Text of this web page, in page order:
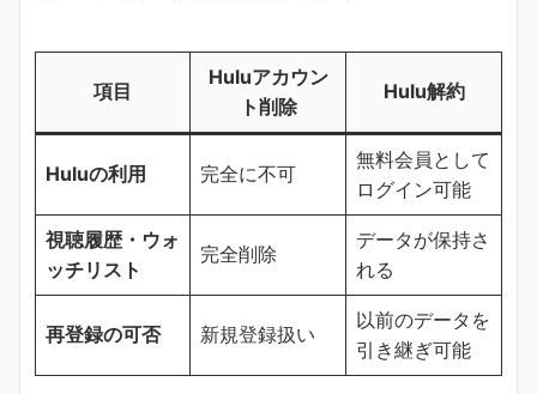
項目
Huluアカウン
ト削除
Hulu解約
Huluの利用 完全に不可
無料会員として
ログイン可能
視聴履歴・ウォ
ッチリスト
完全削除
データが保持さ
れる
再登録の可否 新規登録扱い
以前のデータを
引き継ぎ可能